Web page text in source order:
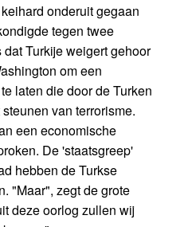
onderuit gegaan
tegen twee
Turkije weigert gehoor
om een
laten die door de Turken
van terrorisme.
een economische
De 'staatsgreep'
hebben de Turkse
"Maar", zegt de grote
deze oorlog zullen wij